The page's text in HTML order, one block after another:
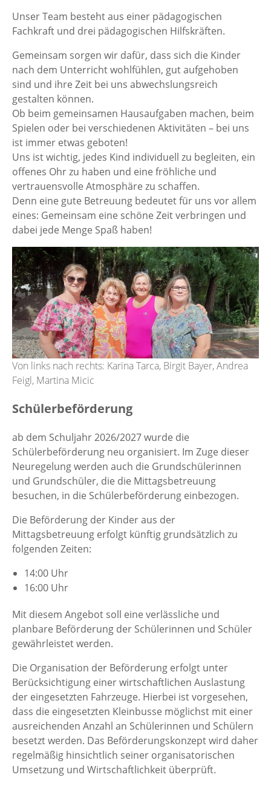
Unser Team besteht aus einer pädagogischen
Fachkraft und drei pädagogischen Hilfskräften.
Gemeinsam sorgen wir dafür, dass sich die Kinder
nach dem Unterricht wohlfühlen, gut aufgehoben
sind und ihre Zeit bei uns abwechslungsreich
gestalten können.
Ob beim gemeinsamen Hausaufgaben machen, beim
Spielen oder bei verschiedenen Aktivitäten – bei uns
ist immer etwas geboten!
Uns ist wichtig, jedes Kind individuell zu begleiten, ein
offenes Ohr zu haben und eine fröhliche und
vertrauensvolle Atmosphäre zu schaffen.
Denn eine gute Betreuung bedeutet für uns vor allem
eines: Gemeinsam eine schöne Zeit verbringen und
dabei jede Menge Spaß haben!
Von links nach rechts: Karina Tarca, Birgit Bayer, Andrea
Feigl, Martina Micic
Schülerbeförderung
ab dem Schuljahr 2026/2027 wurde die
Schülerbeförderung neu organisiert. Im Zuge dieser
Neuregelung werden auch die Grundschülerinnen
und Grundschüler, die die Mittagsbetreuung
besuchen, in die Schülerbeförderung einbezogen.
Die Beförderung der Kinder aus der
Mittagsbetreuung erfolgt künftig grundsätzlich zu
folgenden Zeiten:
14:00 Uhr
16:00 Uhr
Mit diesem Angebot soll eine verlässliche und
planbare Beförderung der Schülerinnen und Schüler
gewährleistet werden.
Die Organisation der Beförderung erfolgt unter
Berücksichtigung einer wirtschaftlichen Auslastung
der eingesetzten Fahrzeuge. Hierbei ist vorgesehen,
dass die eingesetzten Kleinbusse möglichst mit einer
ausreichenden Anzahl an Schülerinnen und Schülern
besetzt werden. Das Beförderungskonzept wird daher
regelmäßig hinsichtlich seiner organisatorischen
Umsetzung und Wirtschaftlichkeit überprüft.